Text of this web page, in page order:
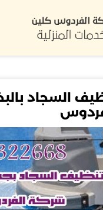
السجاد